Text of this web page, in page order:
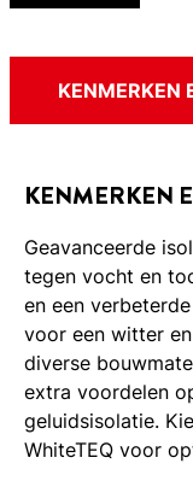
KENMERKEN
KENMERKEN
Geavanceerde
tegen vocht en
en een
voor een witter
diverse
extra voordelen
geluidsisolatie.
WhiteTEQ voor